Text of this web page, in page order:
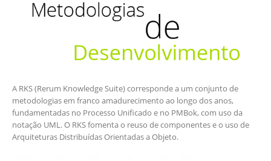
A RKS (Rerum Knowledge Suite) corresponde a um conjunto de
metodologias em franco amadurecimento ao longo dos anos,
fundamentadas no Processo Unificado e no PMBok, com uso da
notação UML. O RKS fomenta o reuso de componentes e o uso de
Arquiteturas Distribuídas Orientadas a Objeto.